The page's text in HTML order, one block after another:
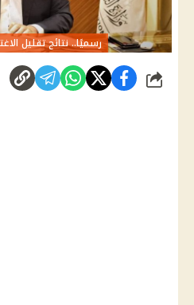
رسميًا.. نتائج تقليل الاغتراب 2025 لطلاب
شارك